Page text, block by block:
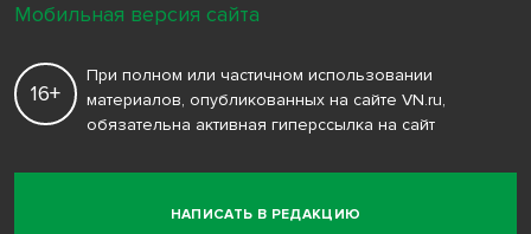
НАПИСАТЬ В РЕДАКЦИЮ
16+
При полном или частичном использовании
материалов, опубликованных на сайте VN.ru,
обязательна активная гиперссылка на сайт
Мобильная версия сайта